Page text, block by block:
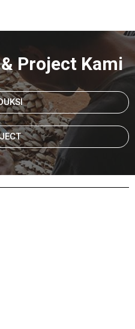
Project Kami